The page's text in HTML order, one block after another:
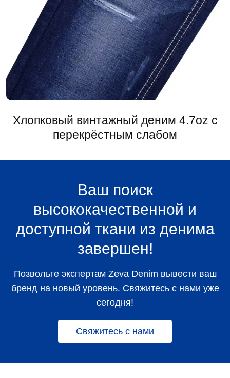
Хлопковый винтажный деним 4.7oz с
перекрёстным слабом
Ваш поиск
высококачественной и
доступной ткани из денима
завершен!
Позвольте экспертам Zeva Denim вывести ваш
бренд на новый уровень. Свяжитесь с нами уже
сегодня!
Свяжитесь с нами